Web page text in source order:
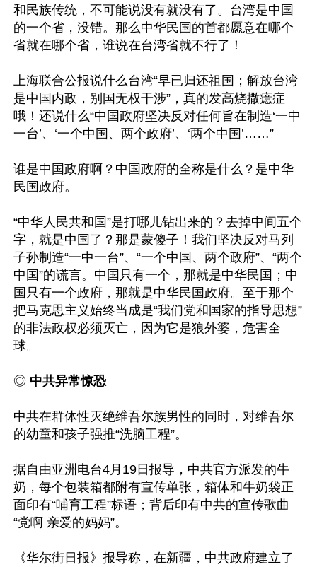
和民族传统，不可能说没有就没有了。台湾是中国
的一个省，没错。那么中华民国的首都愿意在哪个
省就在哪个省，谁说在台湾省就不行了！
上海联合公报说什么台湾“早已归还祖国；解放台湾
是中国内政，别国无权干涉”，真的发高烧撒癔症
哦！还说什么“中国政府坚决反对任何旨在制造‘一中
一台’、‘一个中国、两个政府’、‘两个中国’……”
谁是中国政府啊？中国政府的全称是什么？是中华
民国政府。
“中华人民共和国”是打哪儿钻出来的？去掉中间五个
字，就是中国了？那是蒙傻子！我们坚决反对马列
子孙制造“一中一台”、“一个中国、两个政府”、“两个
中国”的谎言。中国只有一个，那就是中华民国；中
国只有一个政府，那就是中华民国政府。至于那个
把马克思主义始终当成是“我们党和国家的指导思想”
的非法政权必须灭亡，因为它是狼外婆，危害全
球。
◎ 中共异常惊恐
中共在群体性灭绝维吾尔族男性的同时，对维吾尔
的幼童和孩子强推“洗脑工程”。
据自由亚洲电台4月19日报导，中共官方派发的牛
奶，每个包装箱都附有宣传单张，箱体和牛奶袋正
面印有“哺育工程”标语；背后印有中共的宣传歌曲
“党啊 亲爱的妈妈”。
《华尔街日报》报导称，在新疆，中共政府建立了